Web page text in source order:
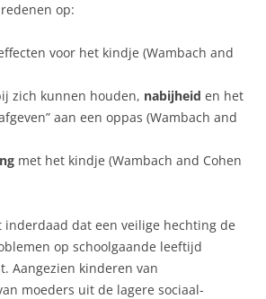
op:
voor het kindje (Wambach and
zich kunnen houden, nabijheid en het
aan een oppas (Wambach and
met het kindje (Wambach and Cohen
inderdaad dat een veilige hechting de
op schoolgaande leeftijd
Aangezien kinderen van
moeders uit de lagere sociaal-